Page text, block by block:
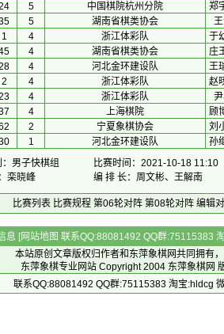
5 中国棋院杭州分院
郑
5 湖南省棋类协会
1 4 浙江体彩队
于
4 湖南省棋类协会
庄
4 河北金环建设队
王
2 4 浙江体彩队
赵
4 浙江体彩队
4 上海棋院
顾
2 宁夏象棋协会
刘
1 河北金环建设队
孙
：男子快棋组
比赛时间：2021-10-18 11:10
栾晓峰
编 排 长：周文彬、王解南
比赛列表 比赛规程 第06轮对阵 第08轮对阵 编辑
息 [网站地图 联系QQ:88081492 QQ群:75115383
本站原创文章版权归作者和 东萍象棋网共同拥有
东萍象棋专业网站 Copyright 2004 东萍象棋网
联系QQ:88081492 QQ群:75115383 淘宝:hldcg